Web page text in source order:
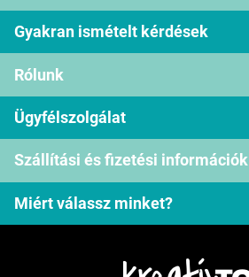
Gyakran ismételt kérdések
Rólunk
Ügyfélszolgálat
Szállítási és fizetési információk
Miért válassz minket?